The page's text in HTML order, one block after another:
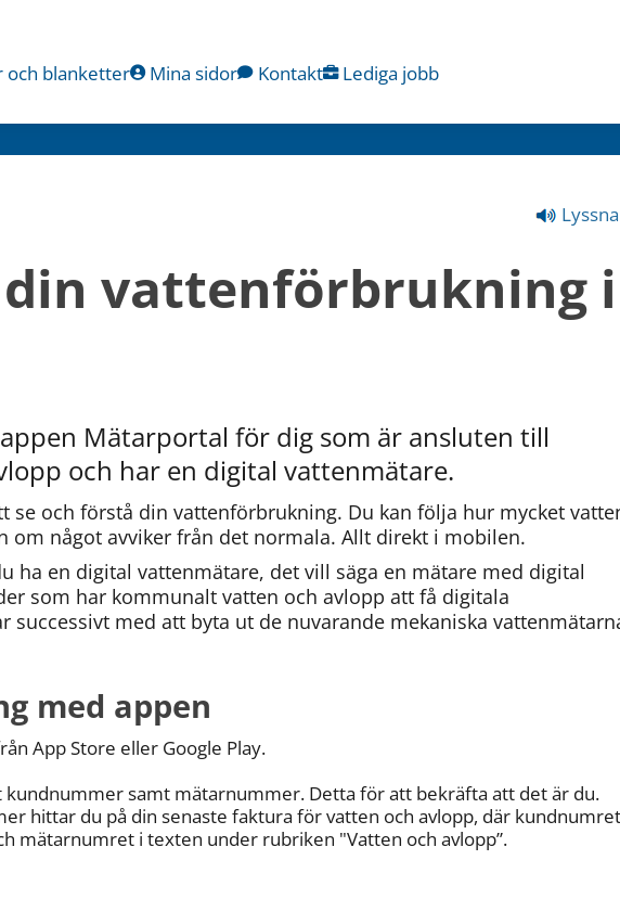
och blanketter Mina sidor Kontakt Lediga jobb
Lyssna
vattenförbrukning i
Mätarportal för dig som är ansluten till
och har en digital vattenmätare.
se och förstå din vattenförbrukning. Du kan följa hur mycket
om något avviker från det normala. Allt direkt i mobilen.
ha en digital vattenmätare, det vill säga en mätare med digital
som har kommunalt vatten och avlopp att få digitala
successivt med att byta ut de nuvarande mekaniska
med appen
App Store eller Google Play.
kundnummer samt mätarnummer. Detta för att bekräfta att det är du.
hittar du på din senaste faktura för vatten och avlopp, där kundnumret
mätarnumret i texten under rubriken "Vatten och avlopp”.